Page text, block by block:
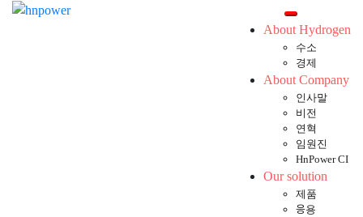
Skip
Toggle
About Hydrogen
수소
경제
About Company
인사말
비전
연혁
임원진
HnPower CI
Our solution
제품
응용